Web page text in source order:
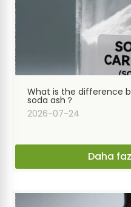
What is the difference
soda ash？
2026-07-24
Daha